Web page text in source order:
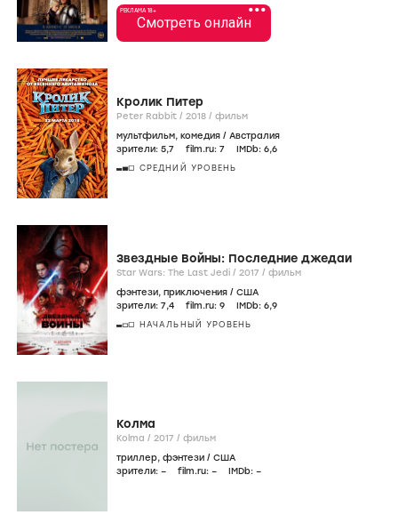
•••
РЕКЛАМА 18+
Смотреть онлайн
Кролик Питер
Peter Rabbit / 2018 / фильм
мультфильм, комедия / Австралия
зрители: 5,7 film.ru: 7 IMDb: 6,6
СРЕДНИЙ УРОВЕНЬ
Звездные Войны: Последние джедаи
Star Wars: The Last Jedi / 2017 / фильм
фэнтези, приключения / США
зрители: 7,4 film.ru: 9 IMDb: 6,9
НАЧАЛЬНЫЙ УРОВЕНЬ
Колма
Kolma / 2017 / фильм
триллер, фэнтези / США
зрители: – film.ru: – IMDb: –